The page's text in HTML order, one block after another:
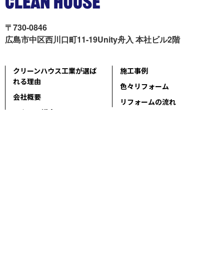
〒730-0846
広島市中区西川口町11-19Unity舟入 本社ビル2階
クリーンハウス工業が選ば
れる理由
会社概要
スタッフ紹介
施工事例
色々リフォーム
リフォームの流れ